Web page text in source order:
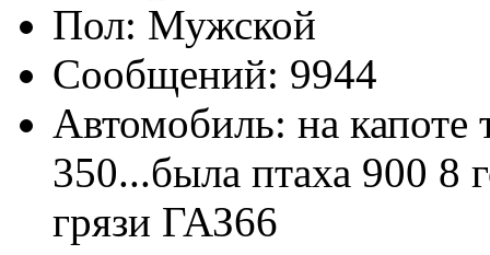
Пол:
Сообщений: 9944
Автомобиль: на капоте
350...была птаха 900 8
грязи ГАЗ66